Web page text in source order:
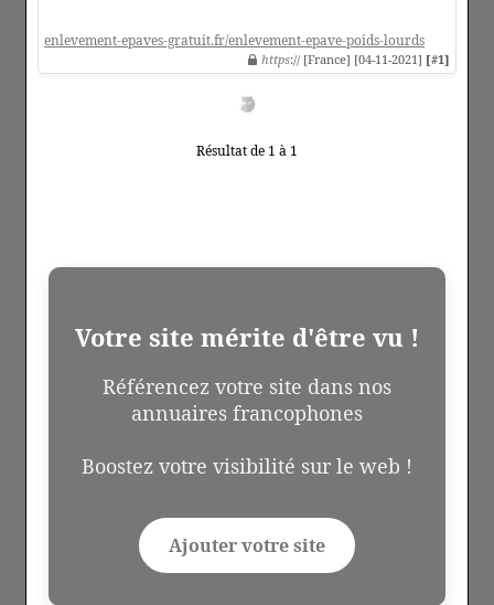
enlevement-epaves-gratuit.fr/enlevement-epave-poids-lourds
https:// [France] [04-11-2021] [#1]
Résultat de 1 à 1
Votre site mérite d'être vu !
Référencez votre site dans nos
annuaires francophones
Boostez votre visibilité sur le web !
Ajouter votre site